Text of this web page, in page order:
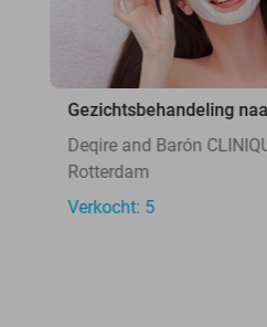
Gezichtsbehandeling
Deqire and Barón
Rotterdam
Verkocht: 5